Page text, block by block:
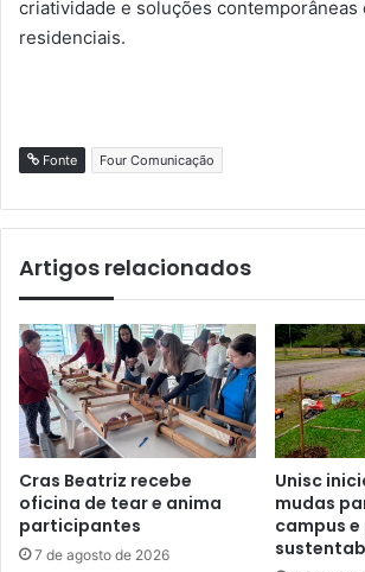
criatividade e soluções contemporâneas
residenciais.
Fonte Four Comunicação
Artigos relacionados
Cras Beatriz recebe
oficina de tear e anima
participantes
7 de agosto de 2026
Unisc
mudas
campus